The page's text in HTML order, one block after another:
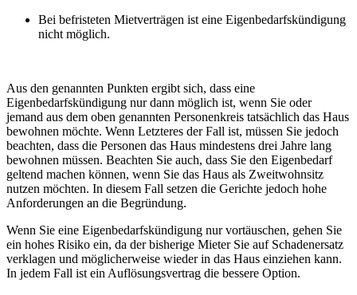
Bei befristeten Mietverträgen ist eine Eigenbedarfskündigung
nicht möglich.
Aus den genannten Punkten ergibt sich, dass eine
Eigenbedarfskündigung nur dann möglich ist, wenn Sie oder
jemand aus dem oben genannten Personenkreis tatsächlich das Haus
bewohnen möchte. Wenn Letzteres der Fall ist, müssen Sie jedoch
beachten, dass die Personen das Haus mindestens drei Jahre lang
bewohnen müssen. Beachten Sie auch, dass Sie den Eigenbedarf
geltend machen können, wenn Sie das Haus als Zweitwohnsitz
nutzen möchten. In diesem Fall setzen die Gerichte jedoch hohe
Anforderungen an die Begründung.
Wenn Sie eine Eigenbedarfskündigung nur vortäuschen, gehen Sie
ein hohes Risiko ein, da der bisherige Mieter Sie auf Schadenersatz
verklagen und möglicherweise wieder in das Haus einziehen kann.
In jedem Fall ist ein Auflösungsvertrag die bessere Option.